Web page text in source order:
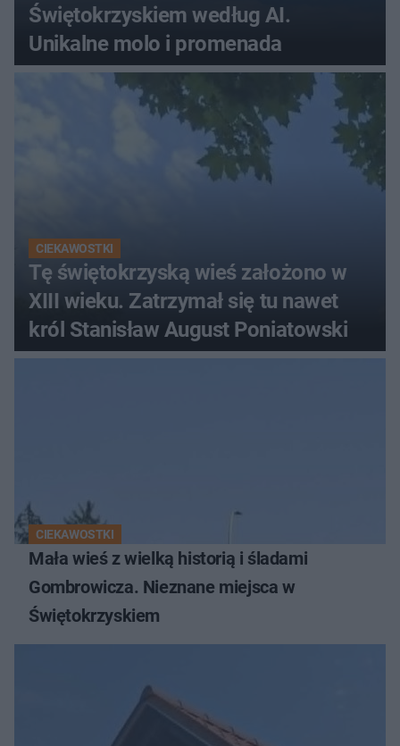
Świętokrzyskiem według AI.
Unikalne molo i promenada
CIEKAWOSTKI
Tę świętokrzyską wieś założono w
XIII wieku. Zatrzymał się tu nawet
król Stanisław August Poniatowski
CIEKAWOSTKI
Mała wieś z wielką historią i śladami
Gombrowicza. Nieznane miejsca w
Świętokrzyskiem